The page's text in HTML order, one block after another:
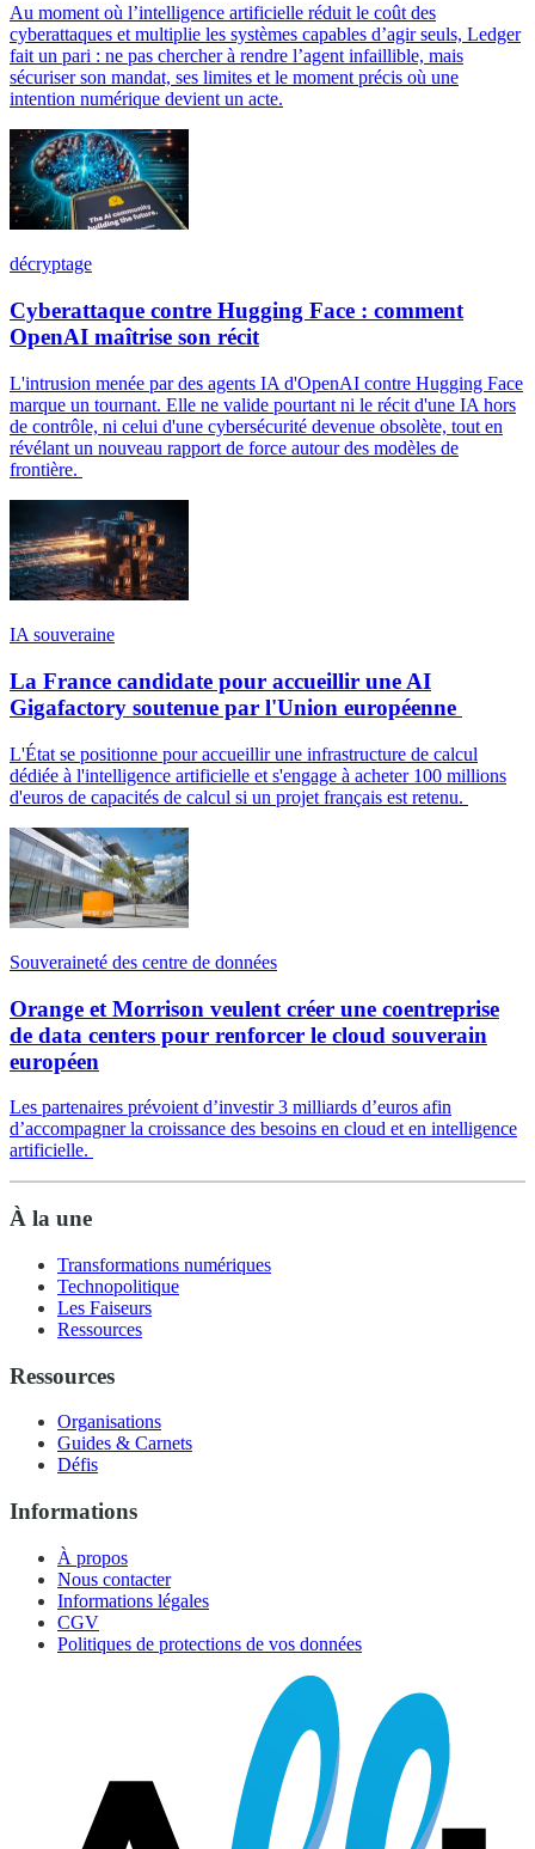
Au moment où l’intelligence artificielle réduit le coût des
cyberattaques et multiplie les systèmes capables d’agir seuls, Ledger
fait un pari : ne pas chercher à rendre l’agent infaillible, mais
sécuriser son mandat, ses limites et le moment précis où une
intention numérique devient un acte.
décryptage
Cyberattaque contre Hugging Face : comment
OpenAI maîtrise son récit
L'intrusion menée par des agents IA d'OpenAI contre Hugging Face
marque un tournant. Elle ne valide pourtant ni le récit d'une IA hors
de contrôle, ni celui d'une cybersécurité devenue obsolète, tout en
révélant un nouveau rapport de force autour des modèles de
frontière.
IA souveraine
La France candidate pour accueillir une AI
Gigafactory soutenue par l'Union européenne
L'État se positionne pour accueillir une infrastructure de calcul
dédiée à l'intelligence artificielle et s'engage à acheter 100 millions
d'euros de capacités de calcul si un projet français est retenu.
Souveraineté des centre de données
Orange et Morrison veulent créer une coentreprise
de data centers pour renforcer le cloud souverain
européen
Les partenaires prévoient d’investir 3 milliards d’euros afin
d’accompagner la croissance des besoins en cloud et en intelligence
artificielle.
À la une
Transformations numériques
Technopolitique
Les Faiseurs
Ressources
Ressources
Organisations
Guides & Carnets
Défis
Informations
À propos
Nous contacter
Informations légales
CGV
Politiques de protections de vos données